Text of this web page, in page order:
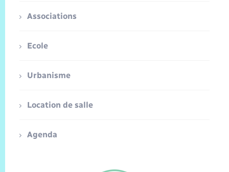
Associations
Ecole
Urbanisme
Location de salle
Agenda